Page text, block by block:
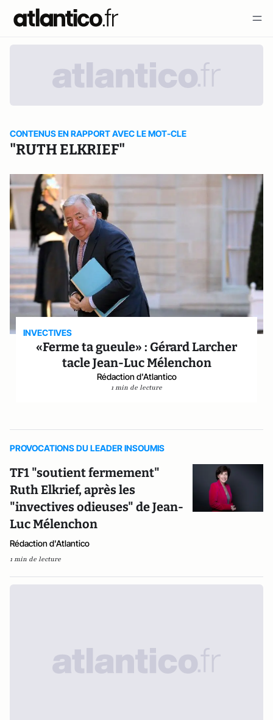
CONTENUS EN RAPPORT AVEC LE MOT-CLE
"RUTH ELKRIEF"
INVECTIVES
«Ferme ta gueule» : Gérard Larcher
tacle Jean-Luc Mélenchon
Rédaction d'Atlantico
1 min de lecture
PROVOCATIONS DU LEADER INSOUMIS
TF1 "soutient fermement"
Ruth Elkrief, après les
"invectives odieuses" de Jean-
Luc Mélenchon
Rédaction d'Atlantico
1 min de lecture